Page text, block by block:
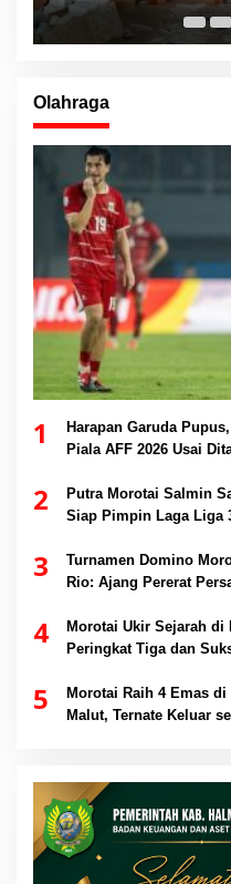
Faskes sejak 2022
Olahraga
1
Harapan Garuda
Piala AFF 2026 Usai
2
Putra Morotai Salmin
Siap Pimpin Laga Liga
3
Turnamen Domino
Rio: Ajang Pererat
4
Morotai Ukir Sejarah di
Peringkat Tiga dan
5
Morotai Raih 4 Emas di
Malut, Ternate Keluar